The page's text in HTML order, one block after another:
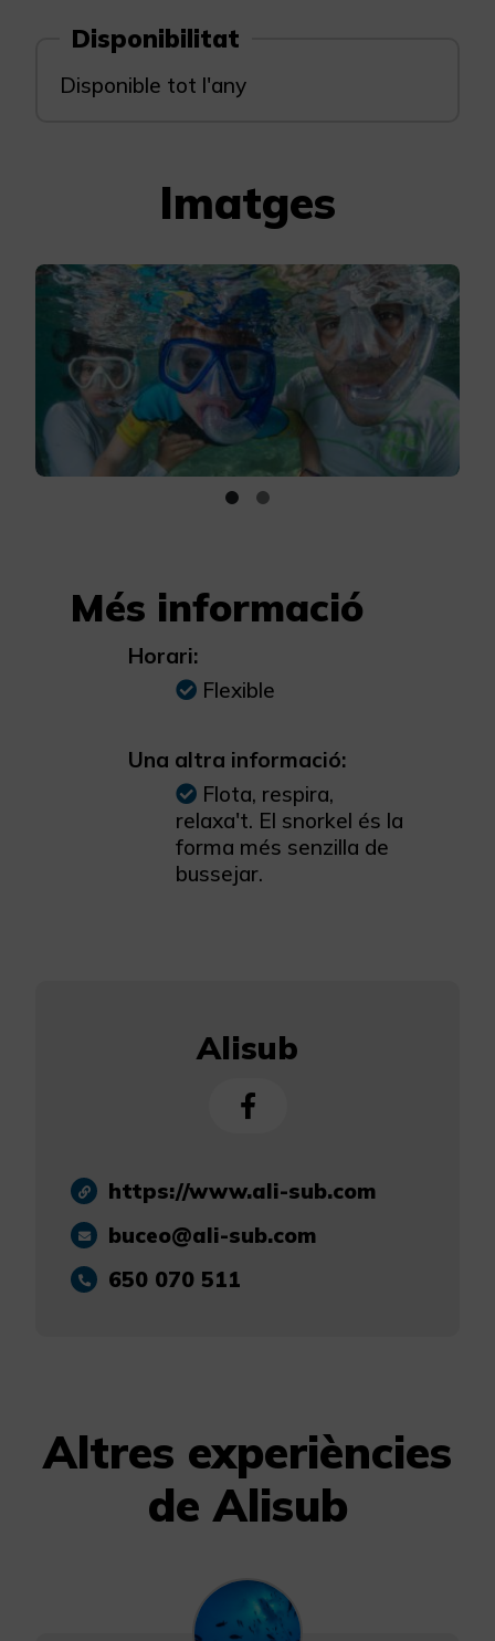
Disponibilitat
Disponible tot l'any
Imatges
Més informació
Horari:
Flexible
Una altra informació:
Flota, respira,
relaxa't. El snorkel és la
forma més senzilla de
bussejar.
Alisub
https://www.ali-sub.com
buceo@ali-sub.com
650 070 511
Altres experiències
de Alisub